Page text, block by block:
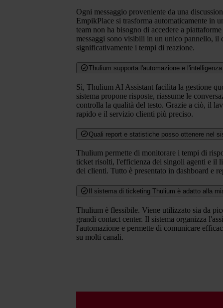
Ogni messaggio proveniente da una
EmpikPlace si trasforma automaticamente in
team non ha bisogno di accedere a
messaggi sono visibili in un unico pannello, il
significativamente i tempi di reazione.
Thulium supporta l'automazione e
Sì, Thulium AI Assistant facilita la gestione
sistema propone risposte, riassume le
controlla la qualità del testo. Grazie a ciò, il
rapido e il servizio clienti più preciso.
Quali report e statistiche posso ottenere nel
Thulium permette di monitorare i tempi di
ticket risolti, l'efficienza dei singoli agenti e il
dei clienti. Tutto è presentato in dashboard e
Il sistema di ticketing Thulium è adatto alla
Thulium è flessibile. Viene utilizzato sia da
grandi contact center. Il sistema organizza
l'automazione e permette di comunicare
su molti canali.